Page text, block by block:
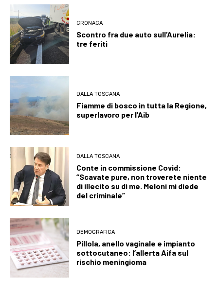
CRONACA
Scontro fra due auto sull’Aurelia:
tre feriti
DALLA TOSCANA
Fiamme di bosco in tutta la Regione,
superlavoro per l’Aib
DALLA TOSCANA
Conte in commissione Covid:
“Scavate pure, non troverete niente
di illecito su di me. Meloni mi diede
del criminale”
DEMOGRAFICA
Pillola, anello vaginale e impianto
sottocutaneo: l’allerta Aifa sul
rischio meningioma